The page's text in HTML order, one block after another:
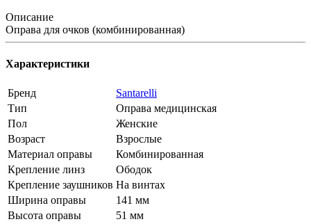
Описание
Оправа для очков (комбинированная)
Характеристики
Бренд
Santarelli
Тип
Оправа медицинская
Пол
Женские
Возраст
Взрослые
Материал оправы
Комбинированная
Крепление линз
Ободок
Крепление заушников На винтах
Ширина оправы
141 мм
Высота оправы
51 мм